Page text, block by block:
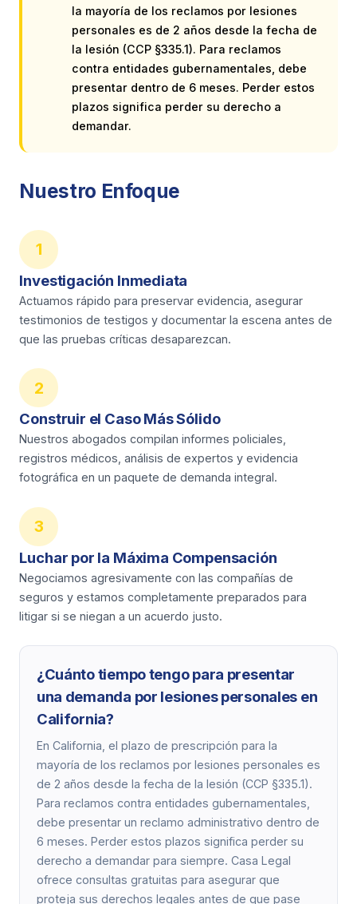
la mayoría de los reclamos por lesiones
personales es de 2 años desde la fecha de
la lesión (CCP §335.1). Para reclamos
contra entidades gubernamentales, debe
presentar dentro de 6 meses. Perder estos
plazos significa perder su derecho a
demandar.
Nuestro Enfoque
1
Investigación Inmediata
Actuamos rápido para preservar evidencia, asegurar
testimonios de testigos y documentar la escena antes de
que las pruebas críticas desaparezcan.
2
Construir el Caso Más Sólido
Nuestros abogados compilan informes policiales,
registros médicos, análisis de expertos y evidencia
fotográfica en un paquete de demanda integral.
3
Luchar por la Máxima Compensación
Negociamos agresivamente con las compañías de
seguros y estamos completamente preparados para
litigar si se niegan a un acuerdo justo.
¿Cuánto tiempo tengo para presentar
una demanda por lesiones personales en
California?
En California, el plazo de prescripción para la
mayoría de los reclamos por lesiones personales es
de 2 años desde la fecha de la lesión (CCP §335.1).
Para reclamos contra entidades gubernamentales,
debe presentar un reclamo administrativo dentro de
6 meses. Perder estos plazos significa perder su
derecho a demandar para siempre. Casa Legal
ofrece consultas gratuitas para asegurar que
proteja sus derechos legales antes de que pase